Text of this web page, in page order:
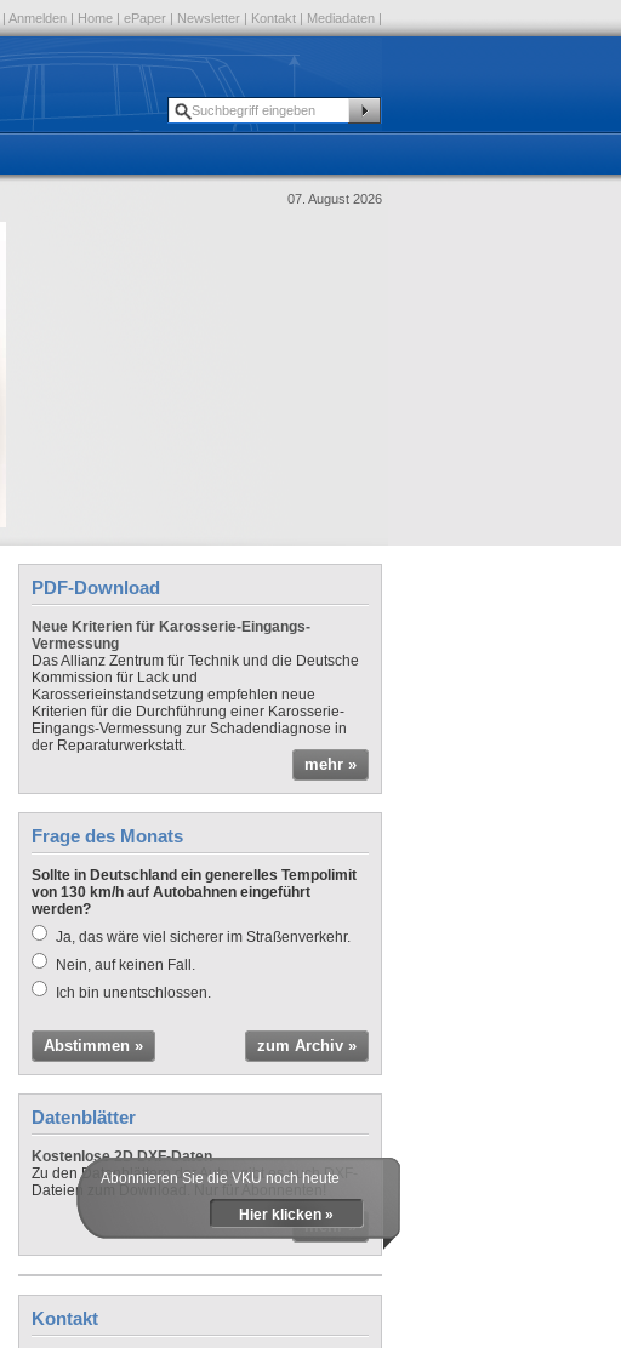
| Anmelden | Home | ePaper | Newsletter | Kontakt | Mediadaten |
07. August 2026
PDF-Download
Neue Kriterien für Karosserie-Eingangs-
Vermessung
Das Allianz Zentrum für Technik und die Deutsche
Kommission für Lack und
Karosserieinstandsetzung empfehlen neue
Kriterien für die Durchführung einer Karosserie-
Eingangs-Vermessung zur Schadendiagnose in
der Reparaturwerkstatt.
mehr »
Frage des Monats
Sollte in Deutschland ein generelles Tempolimit
von 130 km/h auf Autobahnen eingeführt
werden?
Ja, das wäre viel sicherer im Straßenverkehr.
Nein, auf keinen Fall.
Ich bin unentschlossen.
Abstimmen » zum Archiv »
Datenblätter
Kostenlose 2D DXF-Daten
Zu den Datenblättern der Autos gibt es auch DXF-
Dateien zum Download. Nur für Abonnenten!
mehr »
Abonnieren Sie die VKU noch heute
Hier klicken »
Kontakt